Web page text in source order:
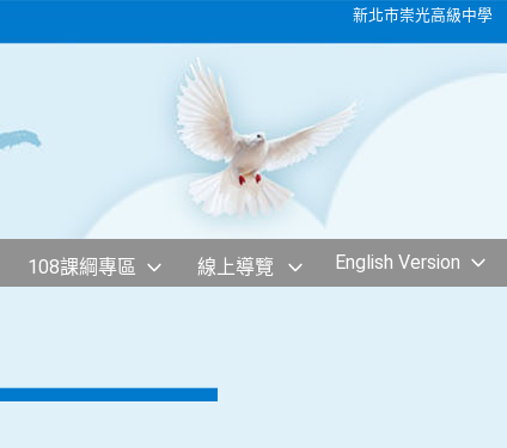
新北市崇光高級中學
108課綱專區 線上導覽 English Version